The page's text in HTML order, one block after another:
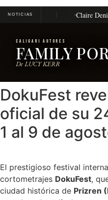
NOTICIAS Claire Denis será
CALIGARI AUTORES
FAMILY
De LUCY KERR
DokuFest
oficial de su
1 al 9 de
El prestigioso festival
cortometrajes DokuFest,
ciudad histórica de Prizren